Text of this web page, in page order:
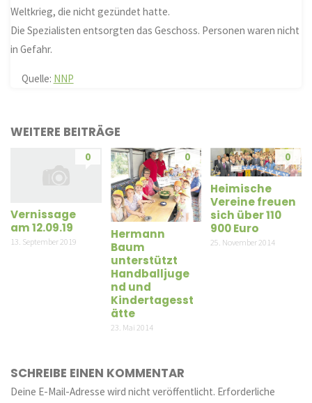
Weltkrieg, die nicht gezündet hatte.
Die Spezialisten entsorgten das Geschoss. Personen waren nicht
in Gefahr.
Quelle: NNP
WEITERE BEITRÄGE
0
Vernissage
am 12.09.19
13. September 2019
0
Hermann
Baum
unterstützt
Handballjuge
nd und
Kindertagesst
ätte
23. Mai 2014
0
Heimische
Vereine freuen
sich über 110
900 Euro
25. November 2014
SCHREIBE EINEN KOMMENTAR
Deine E-Mail-Adresse wird nicht veröffentlicht. Erforderliche